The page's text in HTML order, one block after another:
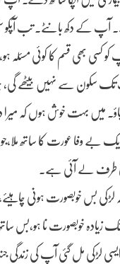
آپ کے دکھ بانٹے۔ تب آپکو
کسی بھی قسم کا کوئی مسئلہ
تک سکون سے نہیں بیٹھے
میں بہت خوش ہوں کہ
بے وفا عورت کا ساتھ
کی طرف لے آئی ہے۔
لڑکی بس خوبصورت ہونی
زیادہ خوبصورت نا ہو،بس
لڑکی مل گئی آپ کی